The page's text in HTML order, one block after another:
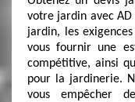
votre jardin avec
jardin, les
vous fournir une
compétitive, ainsi
pour la jardinerie.
vous empêcher